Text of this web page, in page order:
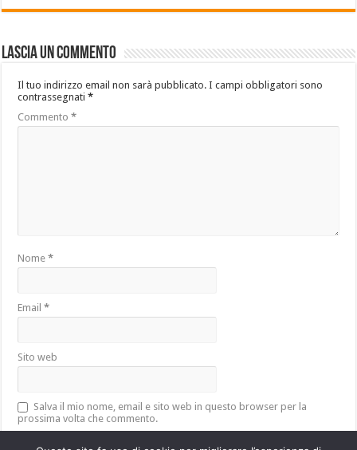
Lascia un commento
Il tuo indirizzo email non sarà pubblicato. I campi obbligatori sono
contrassegnati*
Commento*
Nome*
Email*
Sito web
Salva il mio nome, email e sito web in questo browser per la
prossima volta che commento.